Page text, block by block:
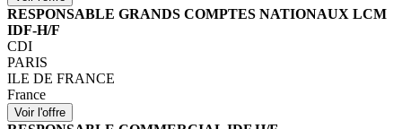
RESPONSABLE GRANDS COMPTES NATIONAUX LCM
IDF-H/F
CDI
PARIS
ILE DE FRANCE
France